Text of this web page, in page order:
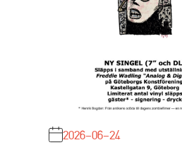
2026-06-24